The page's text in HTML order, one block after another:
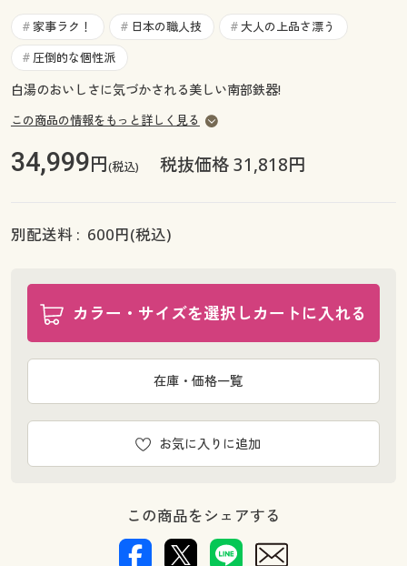
お気に入り
サポート
サポート
ご利用ガイド
よくある質問とお問い合わせ
# 家事ラク！ # 日本の職人技 # 大人の上品さ漂う
# 圧倒的な個性派
白湯のおいしさに気づかされる美しい南部鉄器!
この商品の情報をもっと詳しく見る
34,999円(税込) 税抜価格 31,818円
別配送料 : 600円(税込)
カラー・サイズを選択しカートに入れる
お気に入りに追加
在庫・価格一覧
この商品をシェアする